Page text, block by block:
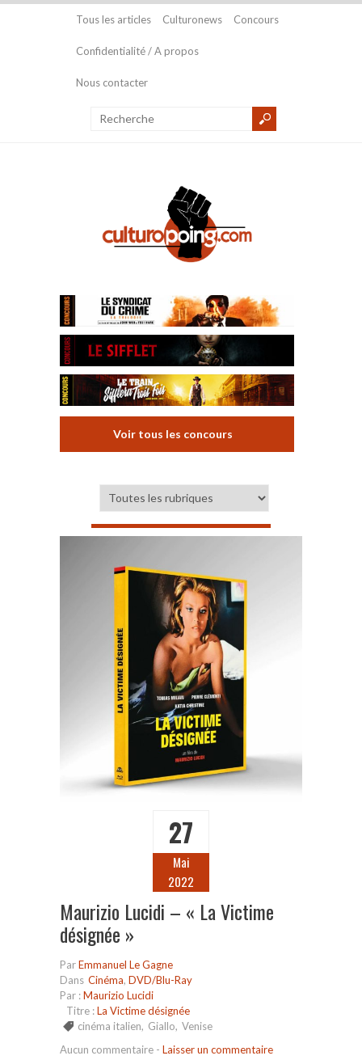
Tous les articles Culturonews Concours
Confidentialité / A propos
Nous contacter
Voir tous les concours
27
Mai
2022
Maurizio Lucidi – « La Victime
désignée »
ParEmmanuel Le Gagne
Dans Cinéma, DVD/Blu-Ray
Par :Maurizio Lucidi
Titre :La Victime désignée
cinéma italien, Giallo, Venise
Aucun commentaire - Laisser un commentaire